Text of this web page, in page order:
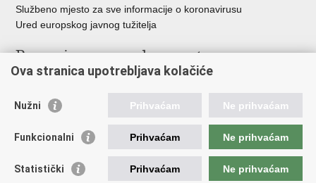
Službeno mjesto za sve informacije o koronavirusu
Ured europskog javnog tužitelja
Poveznice pravosudnog sustava
Državno odvjetništvo
Ured za suzbijanje korupcije i organiziranog kriminaliteta
Državnoodvjetničko vijeće
Hrvatska odvjetnička komora
Ova stranica upotrebljava kolačiće
Nužni Prihvaćam Ne prihvaćam
Funkcionalni Prihvaćam Ne prihvaćam
Statistički Prihvaćam Ne prihvaćam